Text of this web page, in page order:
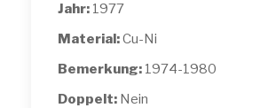
Jahr: 1977
Material:Cu-Ni
Bemerkung: 1974-1980
Doppelt: Nein